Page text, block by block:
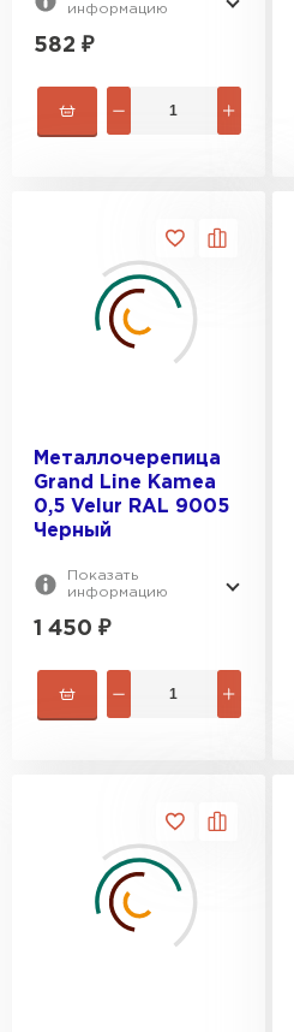
информацию
582 ₽
Металлочерепица
Grand Line Kamea
0,5 Velur RAL 9005
Черный
Показать
информацию
1 450 ₽